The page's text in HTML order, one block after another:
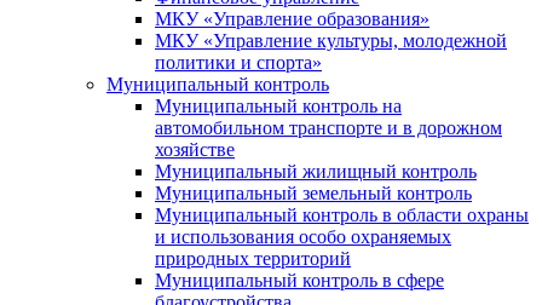
МКУ «Управление образования»
МКУ «Управление культуры, молодежной
политики и спорта»
Муниципальный контроль
Муниципальный контроль на
автомобильном транспорте и в дорожном
хозяйстве
Муниципальный жилищный контроль
Муниципальный земельный контроль
Муниципальный контроль в области охраны
и использования особо охраняемых
природных территорий
Муниципальный контроль в сфере